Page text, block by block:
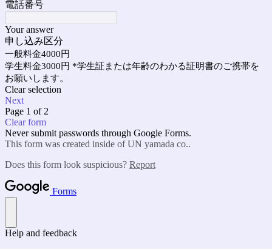
電話番号
Your answer
申し込み区分
一般料金4000円
学生料金3000円 *学生証または年齢のわかる証明書のご携帯を
お願いします。
Clear selection
Next
Page 1 of 2
Clear form
Never submit passwords through Google Forms.
This form was created inside of UN yamada co..
Does this form look suspicious? Report
Forms
Help and feedback